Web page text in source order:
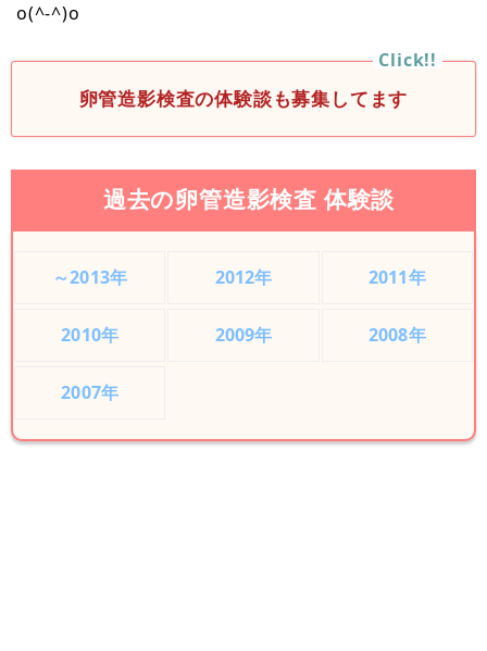
o(^-^)o
卵管造影検査の体験談も募集してます
過去の卵管造影検査 体験談
～2013年 2012年 2011年
2010年 2009年 2008年
2007年